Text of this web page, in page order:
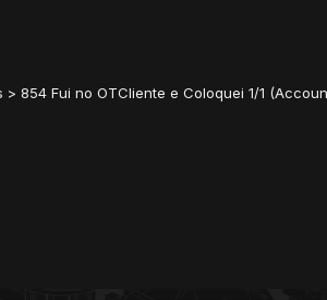
854 Fui no OTCliente e Coloquei 1/1